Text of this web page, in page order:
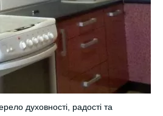
духовності, радості та